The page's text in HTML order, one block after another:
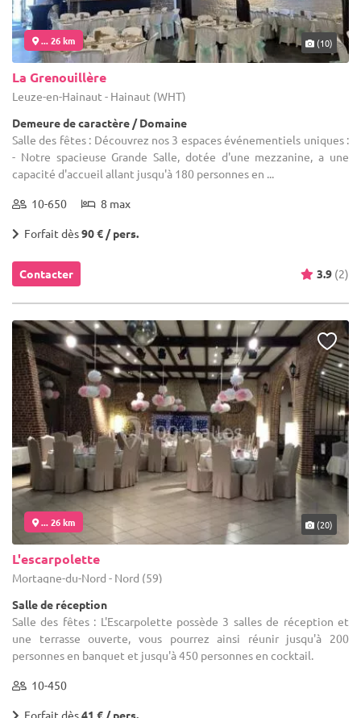
... 26 km (10)
La Grenouillère
Leuze-en-Hainaut - Hainaut (WHT)
Demeure de caractère / Domaine
Salle des fêtes : Découvrez nos 3 espaces événementiels uniques :
- Notre spacieuse Grande Salle, dotée d'une mezzanine, a une
capacité d'accueil allant jusqu'à 180 personnes en ...
10-650 8 max
Forfait dès90 € / pers.
Contacter 3.9 (2)
... 26 km (20)
L'escarpolette
Mortagne-du-Nord - Nord (59)
Salle de réception
Salle des fêtes : L'Escarpolette possède 3 salles de réception et
une terrasse ouverte, vous pourrez ainsi réunir jusqu'à 200
personnes en banquet et jusqu'à 450 personnes en cocktail.
10-450
Forfait dès41 € / pers.